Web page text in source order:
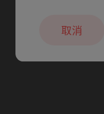
本章节仅
取消